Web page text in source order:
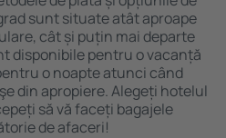
sunt situate atât aproape
cât și puțin mai departe
disponibile pentru o vacanță
o noapte atunci când
din apropiere. Alegeți hotelul
să vă faceți bagajele
de afaceri!